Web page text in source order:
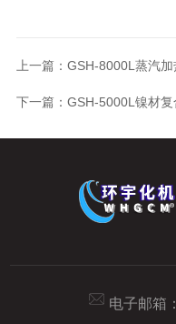
上一篇： GSH-8000L蒸汽
下一篇： GSH-5000L镍材
电子邮箱：